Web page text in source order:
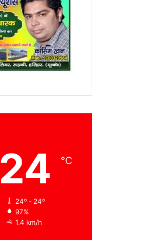
24 ℃
24º - 24º
97%
1.4 km/h